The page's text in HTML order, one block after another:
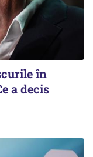
în
a decis